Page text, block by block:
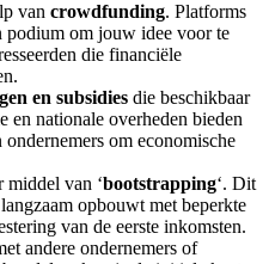
van crowdfunding. Platforms
podium om jouw idee voor te
die financiële
en subsidies die beschikbaar
en nationale overheden bieden
om economische
van ‘bootstrapping‘. Dit
opbouwt met beperkte
van de eerste inkomsten.
andere ondernemers of